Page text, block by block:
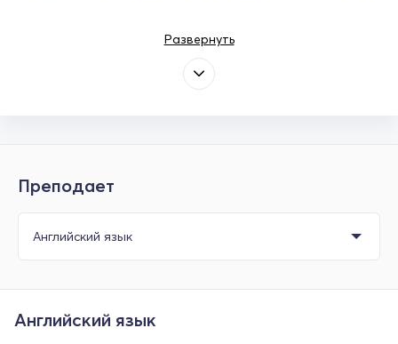
Развернуть
Преподает
Английский язык